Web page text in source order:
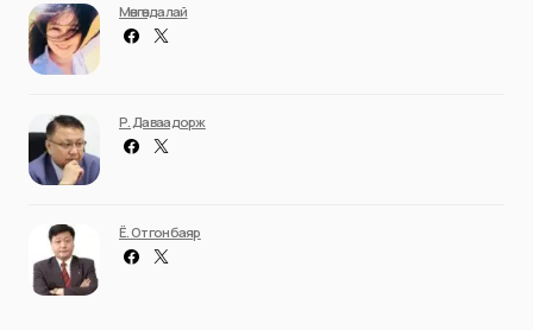
Мөнгөндалай
Р. Даваадорж
Ё. Отгонбаяр